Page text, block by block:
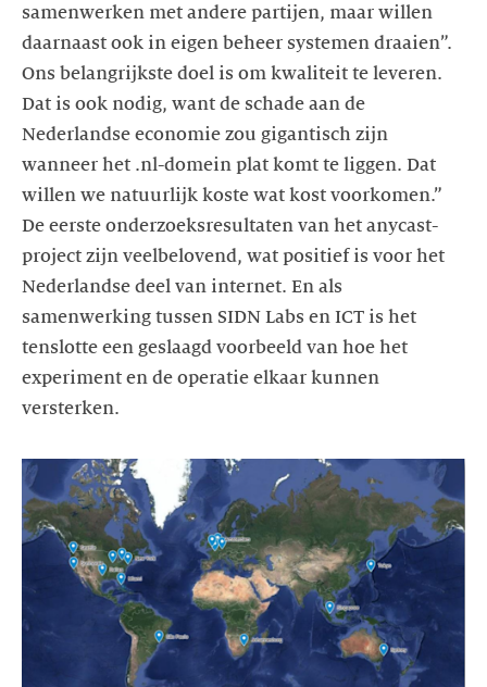
samenwerken met andere partijen, maar willen
daarnaast ook in eigen beheer systemen draaien”.
Ons belangrijkste doel is om kwaliteit te leveren.
Dat is ook nodig, want de schade aan de
Nederlandse economie zou gigantisch zijn
wanneer het .nl-domein plat komt te liggen. Dat
willen we natuurlijk koste wat kost voorkomen.”
De eerste onderzoeksresultaten van het anycast-
project zijn veelbelovend, wat positief is voor het
Nederlandse deel van internet. En als
samenwerking tussen SIDN Labs en ICT is het
tenslotte een geslaagd voorbeeld van hoe het
experiment en de operatie elkaar kunnen
versterken.